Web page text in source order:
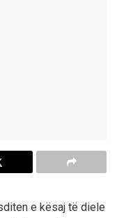
e kësaj të diele